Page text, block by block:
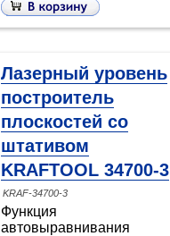
Лазерный уровень
построитель
плоскостей со
штативом
KRAFTOOL 34700-3
KRAF-34700-3
Функция
автовыравнивания